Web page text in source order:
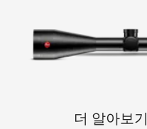
더 알아보기